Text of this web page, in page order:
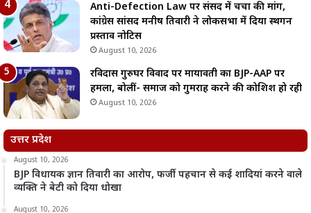
Anti-Defection Law पर संसद में चर्चा की मांग,
कांग्रेस सांसद मनीष तिवारी ने लोकसभा में दिया स्थगन
प्रस्ताव नोटिस
August 10, 2026
रविदास गुरुघर विवाद पर मायावती का BJP-AAP पर
हमला, बोलीं- समाज को गुमराह करने की कोशिश हो रही
August 10, 2026
उत्तर प्रदेश
August 10, 2026
BJP विधायक ज्ञान तिवारी का आरोप, फर्जी पहचान से कई शादियां करने वाले
व्यक्ति ने बेटी को दिया धोखा
August 10, 2026